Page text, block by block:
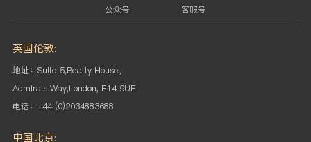
公众号 客服号
英国伦敦:
地址：Suite 5,Beatty House，
Admirals Way,London, E14 9UF
电话：+44 (0)2034883688
中国北京: